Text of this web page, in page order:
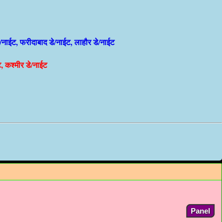
फरीदाबाद डे/नाईट, लाहौर डे/नाईट
कश्मीर डे/नाईट
Panel